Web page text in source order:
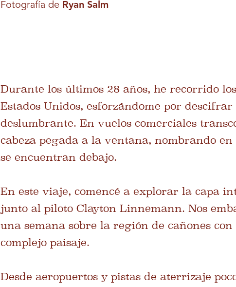
Fotografía de Ryan Salm
Durante los últimos 28 años, he recorrido
Estados Unidos, esforzándome por
deslumbrante. En vuelos comerciales
cabeza pegada a la ventana, nombrando
se encuentran debajo.
En este viaje, comencé a explorar la capa
junto al piloto Clayton Linnemann. Nos
una semana sobre la región de cañones
complejo paisaje.
Desde aeropuertos y pistas de aterrizaje